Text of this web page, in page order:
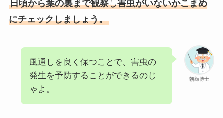
日頃から葉の裏まで観察し害虫がいないかこまめ
にチェックしましょう。
朝顔博士
風通しを良く保つことで、害虫の
発生を予防することができるのじ
ゃよ。